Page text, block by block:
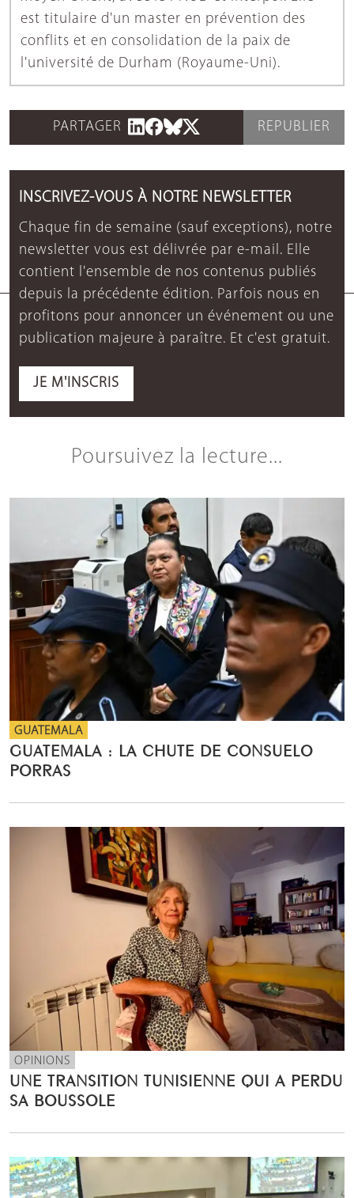
est titulaire d'un master en prévention des
conflits et en consolidation de la paix de
l'université de Durham (Royaume-Uni).
PARTAGER REPUBLIER
INSCRIVEZ-VOUS À NOTRE NEWSLETTER
Chaque fin de semaine (sauf exceptions), notre
newsletter vous est délivrée par e-mail. Elle
contient l'ensemble de nos contenus publiés
depuis la précédente édition. Parfois nous en
profitons pour annoncer un événement ou une
publication majeure à paraître. Et c'est gratuit.
JE M'INSCRIS
Poursuivez la lecture...
GUATEMALA
GUATEMALA : LA CHUTE DE CONSUELO
PORRAS
OPINIONS
UNE TRANSITION TUNISIENNE QUI A PERDU
SA BOUSSOLE